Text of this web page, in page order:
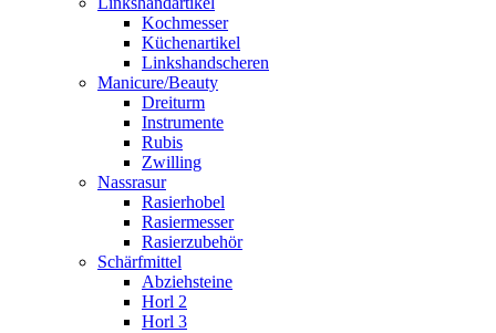
Kochmesser
Küchenartikel
Linkshandscheren
Manicure/Beauty
Dreiturm
Instrumente
Rubis
Zwilling
Nassrasur
Rasierhobel
Rasiermesser
Rasierzubehör
Schärfmittel
Abziehsteine
Horl 2
Horl 3